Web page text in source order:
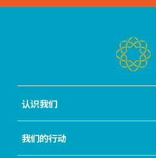
认识我们
我们的行动